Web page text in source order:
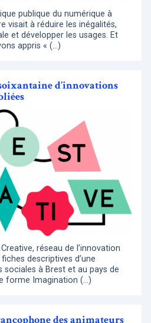
publique du numérique à
visait à réduire les inégalités,
et développer les usages. Et
appris « (…)
d’innovations
réseau de l’innovation
descriptives d’une
sociales à Brest et au pays de
forme Imagination (…)
des animateurs